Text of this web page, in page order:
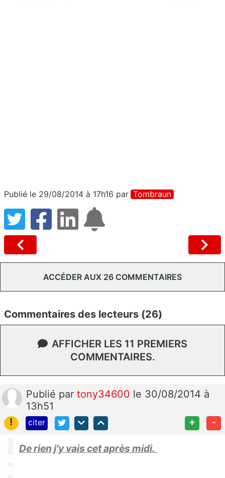
Publié le 29/08/2014 à 17h16 par Tombraun
ACCÉDER AUX 26 COMMENTAIRES
Commentaires des lecteurs (26)
AFFICHER LES 11 PREMIERS
COMMENTAIRES.
Publié par tony34600 le 30/08/2014 à
13h51
!
citer + -
De rien j'y vais cet après midi.